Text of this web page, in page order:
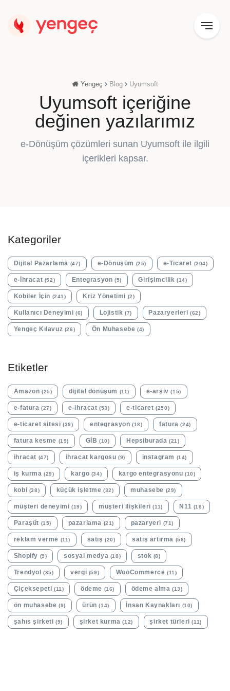
Yengeç Blog Uyumsoft
Uyumsoft içeriğine
değinen yazılarımız
e-Dönüşüm çözümleri sunan Uyumsoft ile ilgili
içerikleri kapsar.
Kategoriler
Dijital Pazarlama (47) e-Dönüşüm (25) e-Ticaret (204)
e-İhracat (52) Entegrasyon (5) Girişimcilik (14)
Kobiler İçin (241) Kriz Yönetimi (2)
Kullanıcı Deneyimi (6) Lojistik (7) Pazaryerleri (62)
Yengeç Kılavuz (26) Ön Muhasebe (4)
Etiketler
Amazon (25) dijital dönüşüm (11) e-arşiv (15)
e-fatura (27) e-ihracat (53) e-ticaret (250)
e-ticaret sitesi (39) entegrasyon (18) fatura (24)
fatura kesme (19) GİB (10) Hepsiburada (21)
ihracat (47) ihracat kargosu (9) instagram (14)
iş kurma (29) kargo (34) kargo entegrasyonu (10)
kobi (38) küçük işletme (32) muhasebe (29)
müşteri deneyimi (19) müşteri ilişkileri (11) N11 (16)
Paraşüt (15) pazarlama (21) pazaryeri (71)
reklam verme (11) satış (20) satış artırma (56)
Shopify (9) sosyal medya (18) stok (8)
Trendyol (35) vergi (59) WooCommerce (11)
Çiçeksepeti (11) ödeme (16) ödeme alma (13)
ön muhasebe (9) ürün (14) İnsan Kaynakları (10)
şahıs şirketi (9) şirket kurma (12) şirket türleri (11)